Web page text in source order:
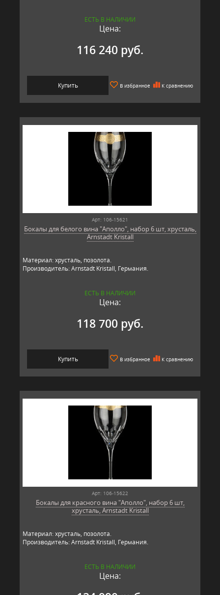
ЕСТЬ В НАЛИЧИИ
Цена:
116 240 руб.
Купить В избранное К сравнению
Арт: 106-15621
Бокалы для белого вина "Аполло", набор 6 шт, хрусталь,
Arnstadt Kristall
Материал: хрусталь, позолота.
Производитель: Arnstadt Kristall, Германия.
ЕСТЬ В НАЛИЧИИ
Цена:
118 700 руб.
Купить В избранное К сравнению
Арт: 106-15622
Бокалы для красного вина "Аполло", набор 6 шт,
хрусталь, Arnstadt Kristall
Материал: хрусталь, позолота.
Производитель: Arnstadt Kristall, Германия.
ЕСТЬ В НАЛИЧИИ
Цена: